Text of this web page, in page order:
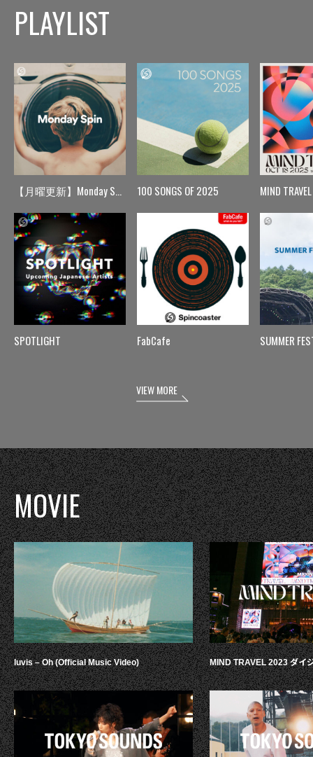
PLAYLIST
【月曜更新】Monday Spin
SPOTLIGHT
100 SONGS OF 2025
FabCafe
MIND TRAVEL
SUMMER
VIEW MORE
MOVIE
luvis – Oh (Official Music Video) MIND TRAVEL 2023 ダイ